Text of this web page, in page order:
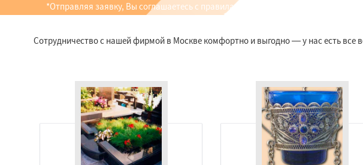
*Отправляя заявку, Вы соглашаетесь с правилами обработки персональных
Сотрудничество с нашей фирмой в Москве комфортно и выгодно — у нас есть все